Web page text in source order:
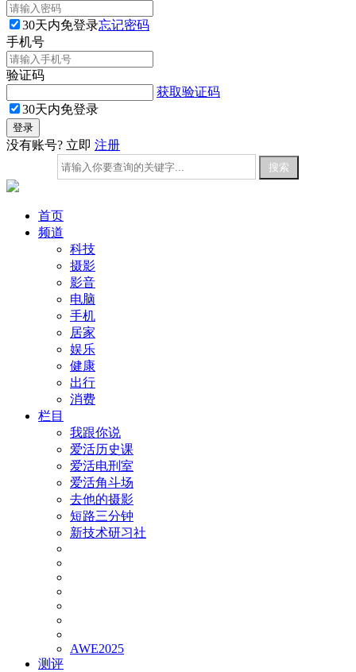
30天内免登录忘记密码
手机号
验证码
获取验证码
30天内免登录
没有账号? 立即 注册
首页
频道
科技
摄影
影音
电脑
手机
居家
娱乐
健康
出行
消费
栏目
我跟你说
爱活历史课
爱活电刑室
爱活角斗场
去他的摄影
短路三分钟
新技术研习社
AWE2025
测评